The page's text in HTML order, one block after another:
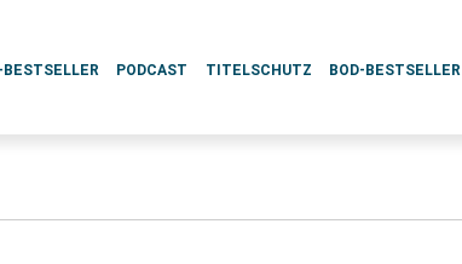
PODCAST TITELSCHUTZ BOD-BESTSELLER